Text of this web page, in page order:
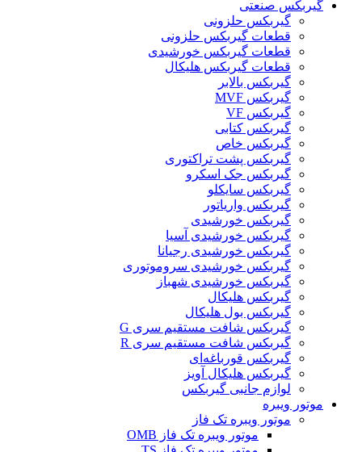
گیربکس صنعتی
گیربکس حلزونی
قطعات گيربکس حلزونی
قطعات گيربکس خورشيدی
قطعات گیربکس هلیکال
گيربکس بالابر
گیربکس MVF
گیربکس VF
گیربکس کتابی
گیربکس خاص
گیربکس پشت تراکتوری
گیربکس جک اسکرو
گیربکس سایکلو
گیربکس واریاتور
گیربکس خورشیدی
گیربکس خورشیدی آسیا
گیربکس خورشیدی رجیانا
گیربکس خورشیدی سروموتوری
گیربکس خورشیدی شهباز
گیربکس هلیکال
گیربکس بول هلیکال
گیربکس شافت مستقیم سری G
گیربکس شافت مستقیم سری R
گیربکس قورباغه‌ای
گیربکس هلیکال آویز
لوازم جانبی گیربکس
موتور ویبره
موتور ویبره تک فاز
موتور ویبره تک فاز OMB